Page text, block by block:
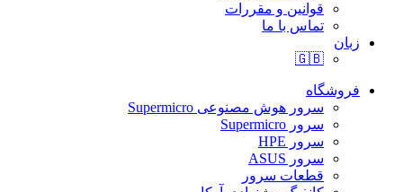
قوانین و مقررات
تماس با ما
زبان
🇬🇧
فروشگاه
سرور هوش مصنوعی Supermicro
سرور Supermicro
سرور HPE
سرور ASUS
قطعات سرور